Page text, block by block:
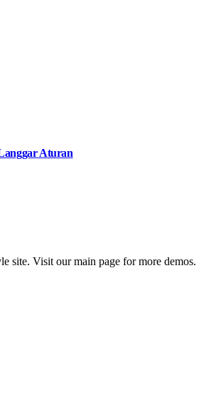
Aturan
site. Visit our main page for more demos.